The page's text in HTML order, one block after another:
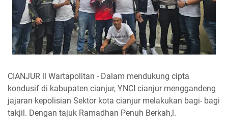
CIANJUR ll Wartapolitan - Dalam mendukung cipta
kondusif di kabupaten cianjur, YNCI cianjur menggandeng
jajaran kepolisian Sektor kota cianjur melakukan bagi- bagi
takjil. Dengan tajuk Ramadhan Penuh Berkah,l.